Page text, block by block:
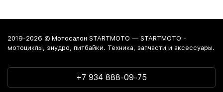
2019-2026 © Мотосалон STARTMOTO — STARTMOTO -
мотоциклы, энудро, питбайки. Техника, запчасти и аксессуары.
+7 934 888-09-75